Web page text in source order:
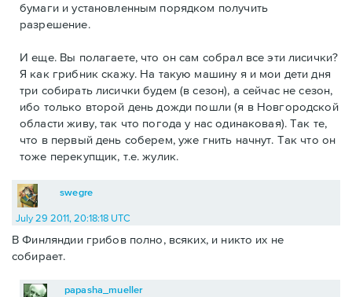
бумаги и установленным порядком получить
разрешение.
И еще. Вы полагаете, что он сам собрал все эти лисички?
Я как грибник скажу. На такую машину я и мои дети дня
три собирать лисички будем (в сезон), а сейчас не сезон,
ибо только второй день дожди пошли (я в Новгородской
области живу, так что погода у нас одинаковая). Так те,
что в первый день соберем, уже гнить начнут. Так что он
тоже перекупщик, т.е. жулик.
swegre
July 29 2011, 20:18:18 UTC
В Финляндии грибов полно, всяких, и никто их не
собирает.
papasha_mueller